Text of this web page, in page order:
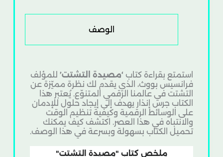
الوصف
استمتع بقراءة كتاب ‘مصيدة التشتت’للمؤلف
فرانسيس بووث، الذي يقدم لك نظرة مميّزة عن
التشتت في عالمنا الرقمي المتنوّع. يُعتبر هذا
الكتاب جرس إنذار يهدف إلى إيجاد حلول للإدمان
على الوسائط الرقمية وكيفية تنظيم الوقت
والانتباه في هذا العصر. اكتشف كيف يمكنك
تحميل الكتاب بسهولة وبسرعة في هذا الوصف.
ملخص كتاب "مصيدة التشتت"